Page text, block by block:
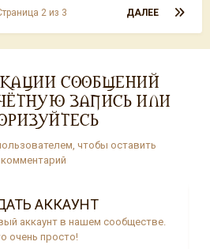
ДАЛЕЕ
2 из 3
СООБЩЕНИЙ
ЗАПИСЬ ИЛИ
чтобы оставить
комментарий
АККАУНТ
аккаунт в нашем сообществе.
очень просто!